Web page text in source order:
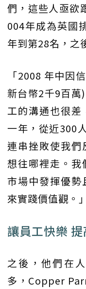
們，這些人亟欲
004年成為英國
年到第28名，之
「2008 年中因
新台幣2千9百萬
工的溝通也很
一年，從近300
連串挫敗使我們
想往哪裡走。
市場中發揮優
來實踐價值觀。」
讓員工快樂
之後，他們在
多，Copper